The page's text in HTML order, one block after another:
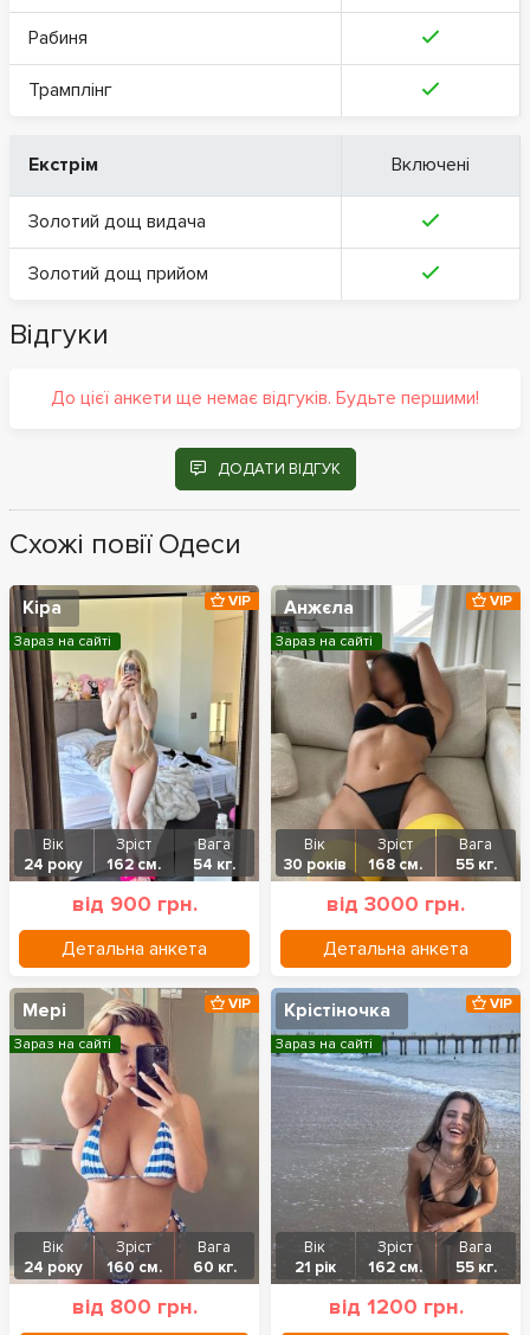
Рабиня
Трамплінг
Екстрім Включені
Золотий дощ видача
Золотий дощ прийом
Відгуки
До цієї анкети ще немає відгуків. Будьте першими!
ДОДАТИ ВІДГУК
Схожі повії Одеси
Кіра
Вік
24 року
Зріст
162 см.
Вага
54 кг.
від 900 грн.
Детальна анкета
VIP
Зараз на сайті
Анжєла
Вік
30 років
Зріст
168 см.
Вага
55 кг.
від 3000 грн.
Детальна анкета
VIP
Зараз на сайті
Мері
Вік
24 року
Зріст
160 см.
Вага
60 кг.
від 800 грн.
VIP
Зараз на сайті
Крістіночка
Вік
21 рік
Зріст
162 см.
Вага
55 кг.
від 1200 грн.
VIP
Зараз на сайті